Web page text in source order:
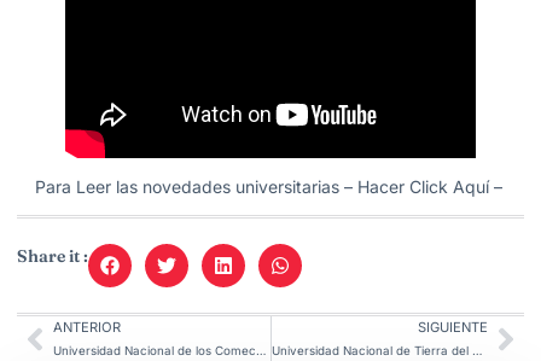
Para Leer las novedades universitarias – Hacer Click Aquí–
Share it :
ANTERIOR
Universidad Nacional de los Comechingones
SIGUIENTE
Universidad Nacional de Tierra del Fuego